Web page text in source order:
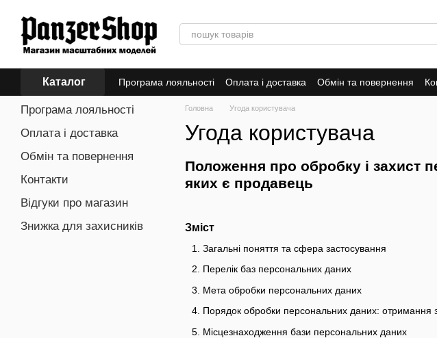
Каталог Програма лояльності Оплата і доставка Обмін та повернення
Головна Угода користувача
Угода користувача
Положення про обробку і захист
яких є продавець
Зміст
Загальні поняття та сфера застосування
Перелік баз персональних даних
Мета обробки персональних даних
Порядок обробки персональних даних: отримання
Місцезнаходження бази персональних даних
Програма лояльності
Оплата і доставка
Обмін та повернення
Контакти
Відгуки про магазин
Знижка для захисників